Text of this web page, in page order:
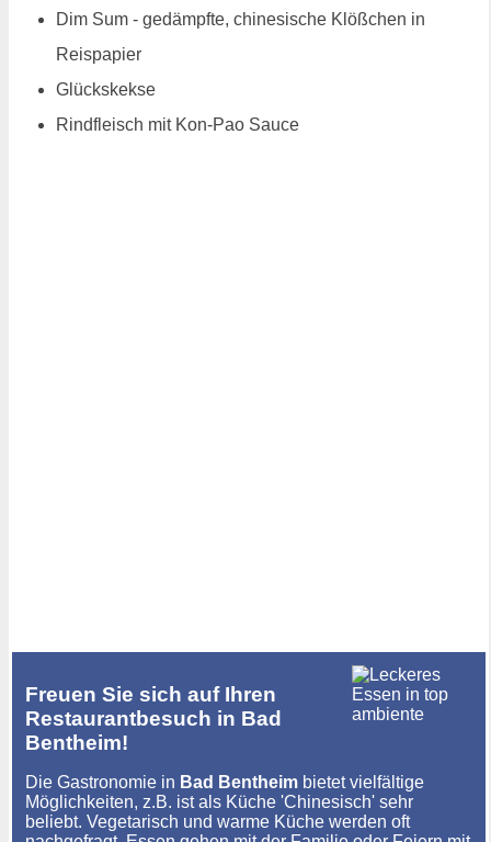
Dim Sum - gedämpfte, chinesische Klößchen in
Reispapier
Glückskekse
Rindfleisch mit Kon-Pao Sauce
Freuen Sie sich auf Ihren
Restaurantbesuch in Bad
Bentheim!
Die Gastronomie in Bad Bentheim bietet vielfältige
Möglichkeiten, z.B. ist als Küche 'Chinesisch' sehr
beliebt. Vegetarisch und warme Küche werden oft